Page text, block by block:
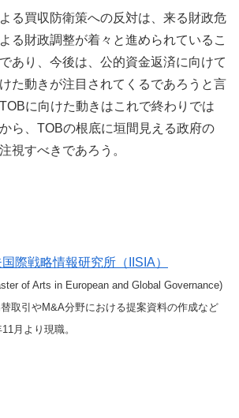
る買収防衛策への反対は、来る財政危
る財政調整が着々と進められているこ
あり、今後は、公的資金返済に向けて
た動きが注目されてくるであろうと言
に向けた動きはこれで終わりでは
ら、TOBの根底に垣間見える政府の
視すべきであろう。
際戦略情報研究所（IISIA）
of Arts in European and Global Governance)
取引やM&A分野における提案資料の作成など
月より現職。